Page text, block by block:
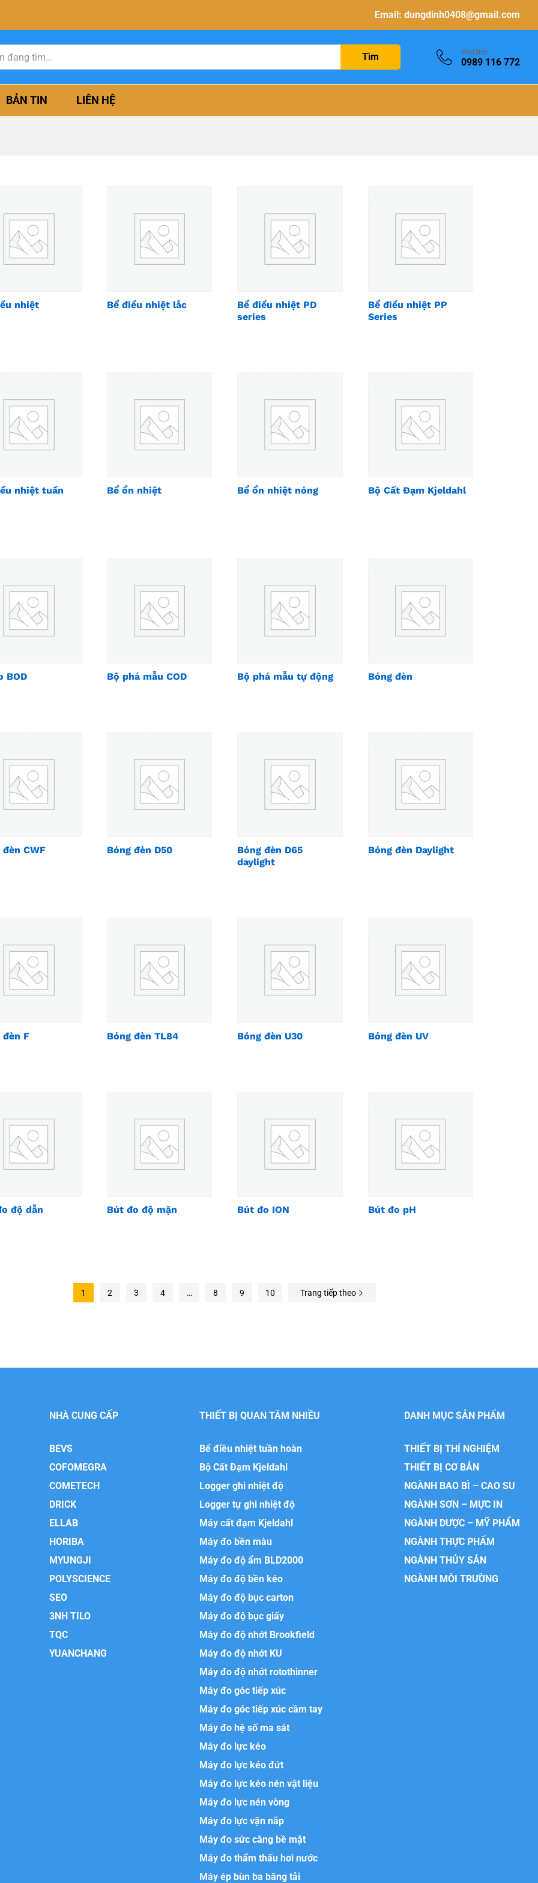
Email: dungdinh0408@gmail.com
Tìm Hotline
0989 116 772
BẢN TIN LIÊN HỆ
nhiệt Bể điều nhiệt lắc
Bể điều nhiệt PD
series
Bể điều nhiệt PP
Series
nhiệt tuần Bể ổn nhiệt Bể ổn nhiệt nóng Bộ Cất Đạm Kjeldahl
BOD Bộ phá mẫu COD Bộ phá mẫu tự động Bóng đèn
đèn CWF Bóng đèn D50
Bóng đèn D65
daylight
Bóng đèn Daylight
đèn F Bóng đèn TL84 Bóng đèn U30 Bóng đèn UV
độ dẫn Bút đo độ mặn Bút đo ION Bút đo pH
1 2 3 4 … 8 9 10 Trang tiếp theo
NHÀ CUNG CẤP
BEVS
COFOMEGRA
COMETECH
DRICK
ELLAB
HORIBA
MYUNGJI
POLYSCIENCE
SEO
3NH TILO
TQC
YUANCHANG
THIẾT BỊ QUAN TÂM NHIỀU
Bể điều nhiệt tuần hoàn
Bộ Cất Đạm Kjeldahl
Logger ghi nhiệt độ
Logger tự ghi nhiệt độ
Máy cất đạm Kjeldahl
Máy đo bền màu
Máy đo độ ẩm BLD2000
Máy đo độ bền kéo
Máy đo độ bục carton
Máy đo độ bục giấy
Máy đo độ nhớt Brookfield
Máy đo độ nhớt KU
Máy đo độ nhớt rotothinner
Máy đo góc tiếp xúc
Máy đo góc tiếp xúc cầm tay
Máy đo hệ số ma sát
Máy đo lực kéo
Máy đo lực kéo đứt
Máy đo lực kéo nén vật liệu
Máy đo lực nén vòng
Máy đo lực vặn nắp
Máy đo sức căng bề mặt
Máy đo thẩm thấu hơi nước
Máy ép bùn ba băng tải
DANH MỤC SẢN PHẨM
THIẾT BỊ THÍ NGHIỆM
THIẾT BỊ CƠ BẢN
NGÀNH BAO BÌ – CAO SU
NGÀNH SƠN – MỰC IN
NGÀNH DƯỢC – MỸ PHẨM
NGÀNH THỰC PHẨM
NGÀNH THỦY SẢN
NGÀNH MÔI TRƯỜNG